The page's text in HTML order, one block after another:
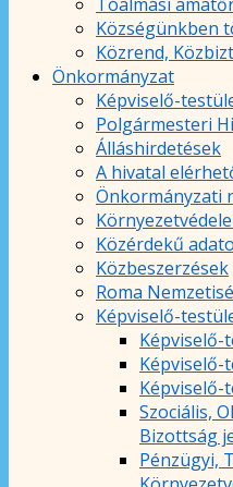
Községünkben
Közrend,
Önkormányzat
Képviselő-
Polgármesteri
Álláshirdetések
A hivatal
Önkormányzati
Közérdekű
Közbeszerzések
Roma
Képviselő-
Képviselő-
Képviselő-
Szociális,
Bizottság
Pénzügyi,